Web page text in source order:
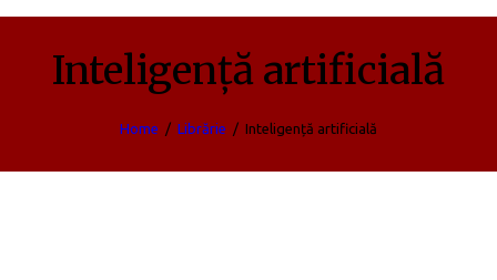
Inteligență artificială
Home Librărie Inteligență artificială